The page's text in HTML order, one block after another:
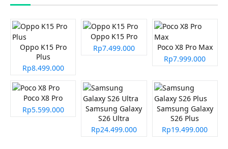
Oppo K15 Pro
Plus
Rp8.499.000
Oppo K15 Pro
Rp7.499.000
Poco X8 Pro Max
Rp7.999.000
Poco X8 Pro
Rp5.599.000
Samsung Galaxy
S26 Ultra
Rp24.499.000
Samsung Galaxy
S26 Plus
Rp19.499.000